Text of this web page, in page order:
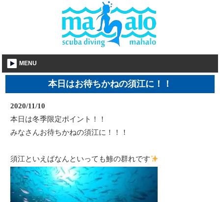
MENU
本日はお待ちかねの須江に！！
2020/11/10
本日は冬季限定ポイント！！
みなさんお待ちかねの須江に！！！
須江といえばなんといっても鯵の群れです